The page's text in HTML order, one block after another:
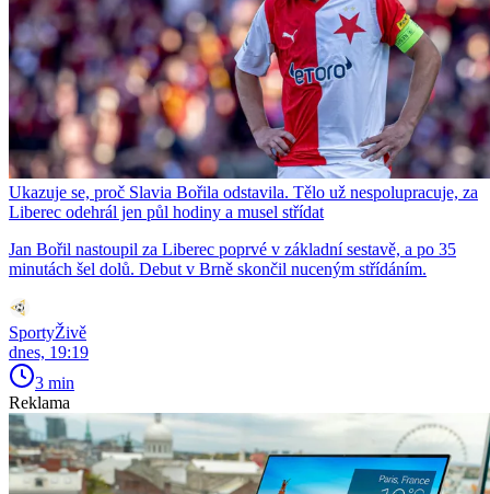
Ukazuje se, proč Slavia Bořila odstavila. Tělo už nespolupracuje, za
Liberec odehrál jen půl hodiny a musel střídat
Jan Bořil nastoupil za Liberec poprvé v základní sestavě, a po 35
minutách šel dolů. Debut v Brně skončil nuceným střídáním.
SportyŽivě
dnes, 19:19
3 min
Reklama